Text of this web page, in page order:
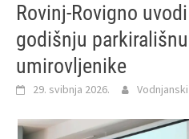
Rovinj-Rovigno
godišnju
umirovljenike
29. svibnja 2026.